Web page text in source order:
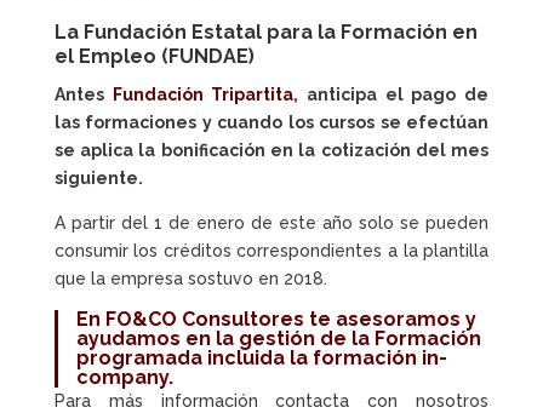
La Fundación Estatal para la Formación en
el Empleo (FUNDAE)
Antes Fundación Tripartita, anticipa el pago de
las formaciones y cuando los cursos se efectúan
se aplica la bonificación en la cotización del mes
siguiente.
A partir del 1 de enero de este año solo se pueden
consumir los créditos correspondientes a la plantilla
que la empresa sostuvo en 2018.
En FO&CO Consultores te asesoramos y
ayudamos en la gestión de la Formación
programadaincluida la formación in-
company.
Para más información contacta con nosotros